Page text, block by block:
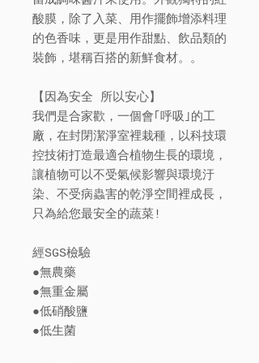
酸膜，除了入菜、用作擺飾增添料理
的色香味，更是用作甜點、飲品類的
裝飾，堪稱百搭的新鮮食材。。
【因為安全 所以安心】
我們是合家歡，一個會｢呼吸｣的工
廠，在封閉潔淨室裡栽種，以科技環
控技術打造最適合植物生長的環境，
讓植物可以不受氣候影響與環境汙
染、不受病蟲害的乾淨空間裡成長，
只為給您最安全的蔬菜!
經SGS檢驗
●無農藥
●無重金屬
●低硝酸鹽
●低生菌